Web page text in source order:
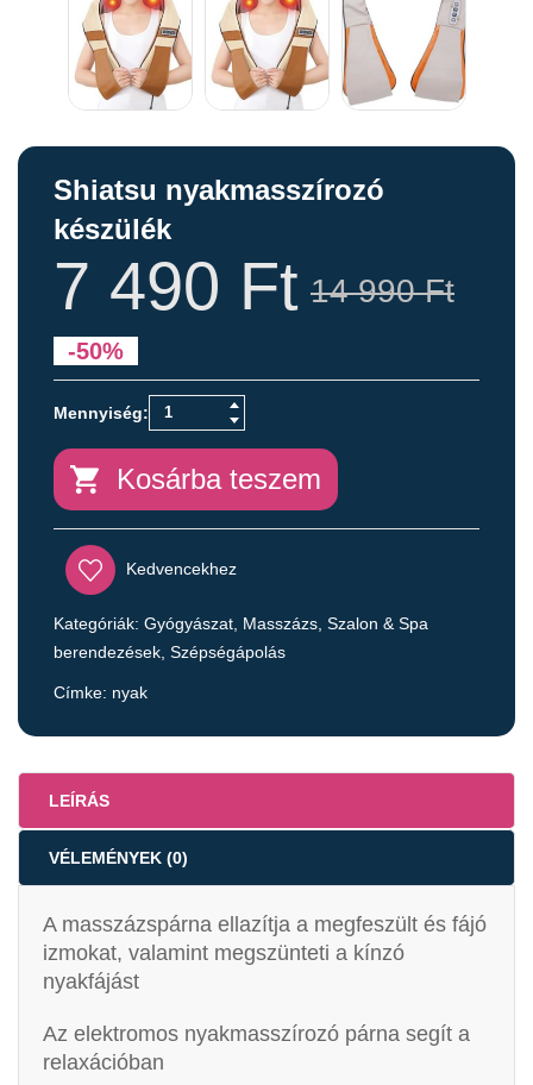
Shiatsu nyakmasszírozó
készülék
14 990Ft
7 490 Ft
-50%
Kosárba teszem
Kedvencekhez
Kategóriák: Gyógyászat, Masszázs, Szalon & Spa
berendezések, Szépségápolás
Címke: nyak
LEÍRÁS
VÉLEMÉNYEK (0)
A masszázspárna ellazítja a megfeszült és fájó
izmokat, valamint megszünteti a kínzó
nyakfájást
Az elektromos nyakmasszírozó párna segít a
relaxációban